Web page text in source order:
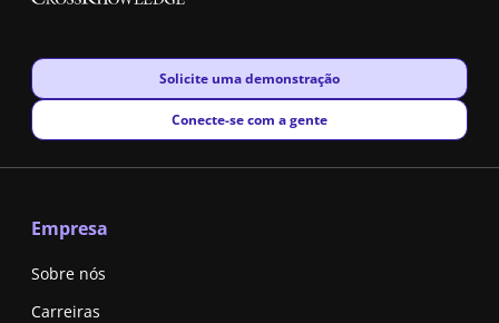
New window
Solicite uma demonstração
New window
Conecte-se com a gente
Empresa
Sobre nós
Carreiras